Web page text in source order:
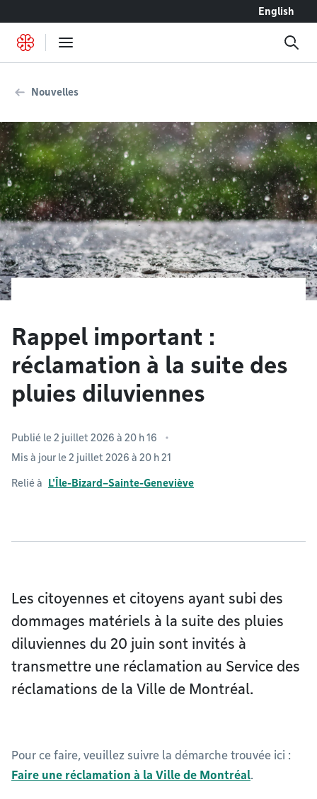
English
Nouvelles
Rappel important :
réclamation à la suite des
pluies diluviennes
Publié le 2 juillet 2026 à 20 h 16
Mis à jour le 2 juillet 2026 à 20 h 21
Relié à L'Île-Bizard–Sainte-Geneviève
Les citoyennes et citoyens ayant subi des
dommages matériels à la suite des pluies
diluviennes du 20 juin sont invités à
transmettre une réclamation au Service des
réclamations de la Ville de Montréal.
Pour ce faire, veuillez suivre la démarche trouvée ici :
Faire une réclamation à la Ville de Montréal.